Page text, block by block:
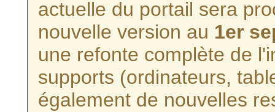
actuelle du portail sera
nouvelle version au 1er
une refonte complète de
supports (ordinateurs,
également de nouvelles